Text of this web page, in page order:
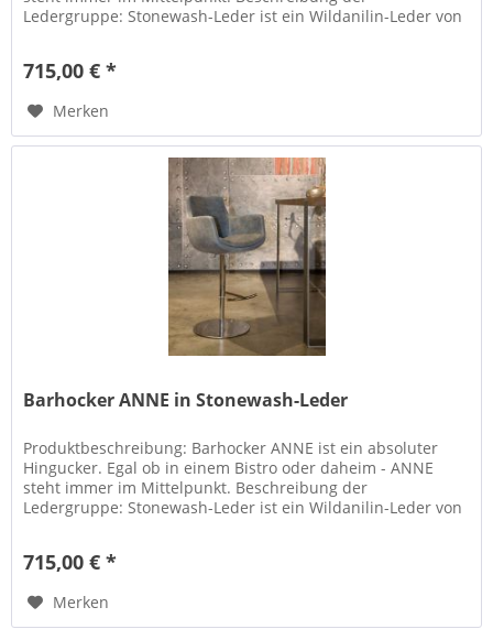
Ledergruppe: Stonewash-Leder ist ein Wildanilin-Leder von
715,00 € *
Merken
Barhocker ANNE in Stonewash-Leder
Produktbeschreibung: Barhocker ANNE ist ein absoluter
Hingucker. Egal ob in einem Bistro oder daheim - ANNE
steht immer im Mittelpunkt. Beschreibung der
Ledergruppe: Stonewash-Leder ist ein Wildanilin-Leder von
715,00 € *
Merken